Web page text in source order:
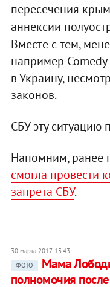
пересечения
аннексии
Вместе с тем,
например
в Украину,
законов.
СБУ эту ситуацию
Напомним, ранее
смогла провести
запрета СБУ.
30 марта 2017, 13:43
ФОТО
Мама
полномочия